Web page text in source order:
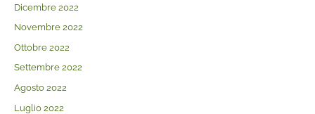
Dicembre 2022
Novembre 2022
Ottobre 2022
Settembre 2022
Agosto 2022
Luglio 2022